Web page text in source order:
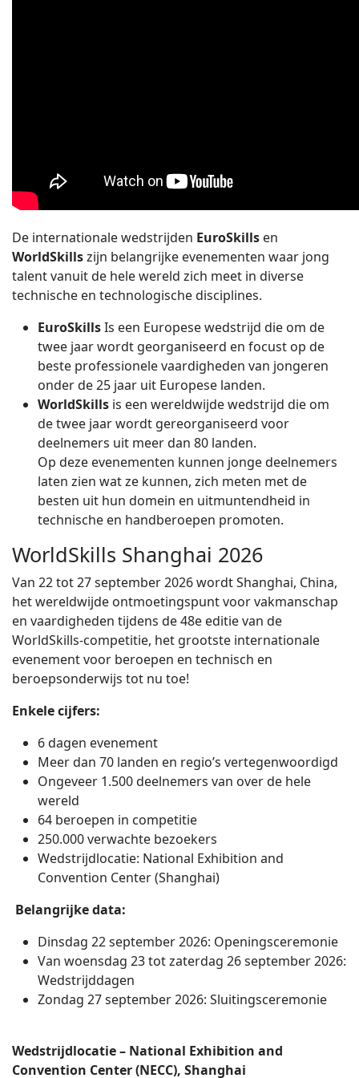
De internationale wedstrijden EuroSkills en
WorldSkillszijn belangrijke evenementen waar jong
talent vanuit de hele wereld zich meet in diverse
technische en technologische disciplines.
EuroSkillsIs een Europese wedstrijd die om de
twee jaar wordt georganiseerd en focust op de
beste professionele vaardigheden van jongeren
onder de 25 jaar uit Europese landen.
WorldSkills is een wereldwijde wedstrijd die om
de twee jaar wordt gereorganiseerd voor
deelnemers uit meer dan 80 landen.
Op deze evenementen kunnen jonge deelnemers
laten zien wat ze kunnen, zich meten met de
besten uit hun domein en uitmuntendheid in
technische en handberoepen promoten.
WorldSkills Shanghai 2026
Van 22 tot 27 september 2026 wordt Shanghai, China,
het wereldwijde ontmoetingspunt voor vakmanschap
en vaardigheden tijdens de 48e editie van de
WorldSkills-competitie, het grootste internationale
evenement voor beroepen en technisch en
beroepsonderwijs tot nu toe!
Enkele cijfers:
6 dagen evenement
Meer dan 70 landen en regio’s vertegenwoordigd
Ongeveer 1.500 deelnemers van over de hele
wereld
64 beroepen in competitie
250.000 verwachte bezoekers
Wedstrijdlocatie: National Exhibition and
Convention Center (Shanghai)
Belangrijke data:
Dinsdag 22 september 2026: Openingsceremonie
Van woensdag 23 tot zaterdag 26 september 2026:
Wedstrijddagen
Zondag 27 september 2026: Sluitingsceremonie
Wedstrijdlocatie – National Exhibition and
Convention Center (NECC), Shanghai